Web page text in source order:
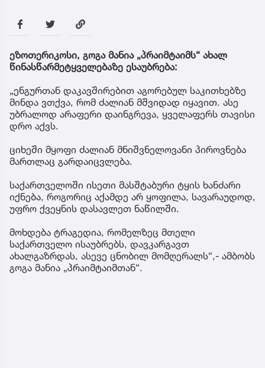
ეზოთერიკოსი, გოგა მანია „პრაიმტაიმს“ ახალ
წინასწარმეტყველებაზე ესაუბრება:
„ენგურთან დაკავშირებით აგორებულ საკითხებზე
მინდა ვთქვა, რომ ძალიან მშვიდად იყავით. ასე
უბრალოდ არაფერი დაინგრევა, ყველაფერს თავისი
დრო აქვს.
ციხეში მყოფი ძალიან მნიშვნელოვანი პიროვნება
მართლაც გარდაიცვლება.
საქართველოში ისეთი მასშტაბური ტყის ხანძარი
იქნება, როგორიც აქამდე არ ყოფილა, სავარაუდოდ,
უფრო ქვეყნის დასავლეთ ნაწილში.
მოხდება ტრაგედია, რომელზეც მთელი
საქართველო ისაუბრებს, დავკარგავთ
ახალგაზრდას, ასევე ცნობილ მომღერალს“,- ამბობს
გოგა მანია „პრაიმტაიმთან“.